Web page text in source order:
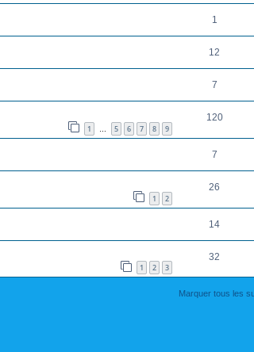
1
12
7
1 … 5 6 7 8 9
120
7
1 2
26
14
1 2 3
32
Marquer tous les